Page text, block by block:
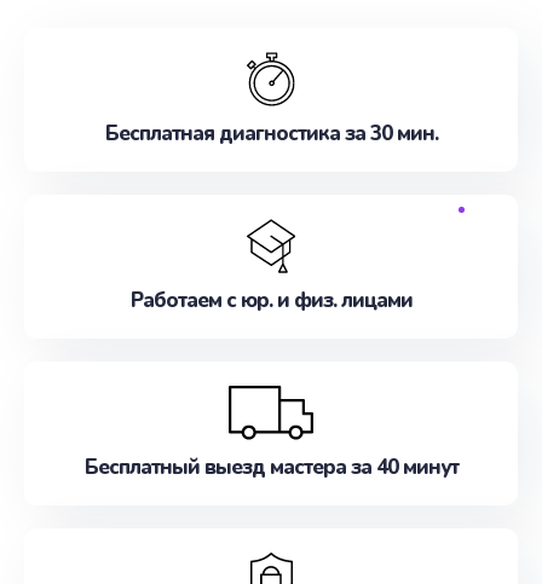
Бесплатная диагностика за 30 мин.
Работаем с юр. и физ. лицами
Бесплатный выезд мастера за 40 минут